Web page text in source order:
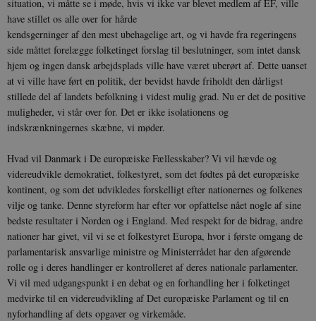
situation, vi måtte se i møde, hvis vi ikke var blevet medlem af EF, ville
have stillet os alle over for hårde
kendsgerninger af den mest ubehagelige art, og vi havde fra regeringens
side måttet forelægge folketinget forslag til beslutninger, som intet dansk
hjem og ingen dansk arbejdsplads ville have været uberørt af. Dette uanset
at vi ville have ført en politik, der bevidst havde friholdt den dårligst
stillede del af landets befolkning i videst mulig grad. Nu er det de positive
muligheder, vi står over for. Det er ikke isolationens og
indskrænkningernes skæbne, vi møder.
Hvad vil Danmark i De europæiske Fællesskaber? Vi vil hævde og
videreudvikle demokratiet, folkestyret, som det fødtes på det europæiske
kontinent, og som det udvikledes forskelligt efter nationernes og folkenes
vilje og tanke. Denne styreform har efter vor opfattelse nået nogle af sine
bedste resultater i Norden og i England. Med respekt for de bidrag, andre
nationer har givet, vil vi se et folkestyret Europa, hvor i første omgang de
parlamentarisk ansvarlige ministre og Ministerrådet har den afgørende
rolle og i deres handlinger er kontrolleret af deres nationale parlamenter.
Vi vil med udgangspunkt i en debat og en forhandling her i folketinget
medvirke til en videreudvikling af Det europæiske Parlament og til en
nyforhandling af dets opgaver og virkemåde.